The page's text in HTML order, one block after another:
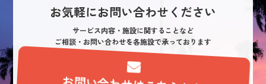
ン
お気軽にお問い合わせください
サービス内容・施設に関することなど
ご相談・お問い合わせを各施設で承っております